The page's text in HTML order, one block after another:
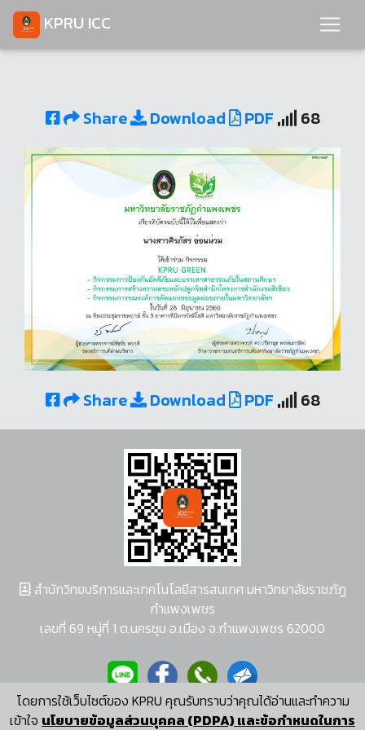
KPRU ICC
Share Download PDF 68
Share Download PDF 68
โดยการใช้เว็บไซต์ของ KPRU คุณรับทราบว่าคุณได้อ่านและทำความ
เข้าใจ นโยบายข้อมูลส่วนบุคคล (PDPA) และข้อกำหนดในการ
สำนักวิทยบริการและเทคโนโลยีสารสนเทศ มหาวิทยาลัยราชภัฏ
กำแพงเพชร
เลขที่ 69 หมู่ที่ 1 ต.นครชุม อ.เมือง จ.กำแพงเพชร 62000
ผู้พัฒนาระบบ อนุชา พวงผกา